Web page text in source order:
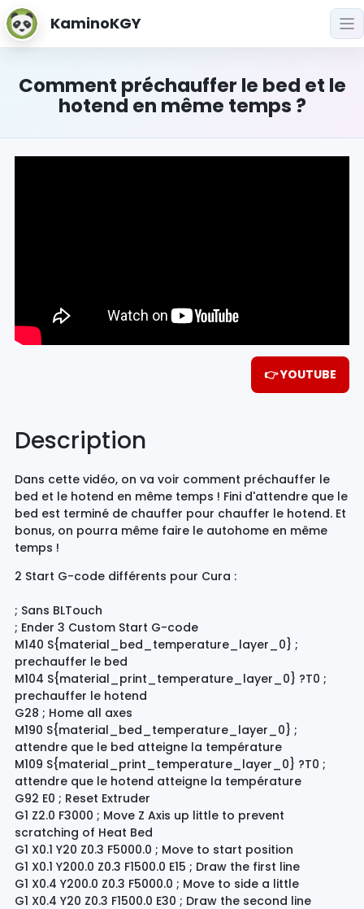
KaminoKGY
Comment préchauffer le bed et le
hotend en même temps ?
👉 YOUTUBE
Description
Dans cette vidéo, on va voir comment préchauffer le
bed et le hotend en même temps ! Fini d'attendre que le
bed est terminé de chauffer pour chauffer le hotend. Et
bonus, on pourra même faire le autohome en même
temps !
2 Start G-code différents pour Cura :
; Sans BLTouch
; Ender 3 Custom Start G-code
M140 S{material_bed_temperature_layer_0} ;
prechauffer le bed
M104 S{material_print_temperature_layer_0} ?T0 ;
prechauffer le hotend
G28 ; Home all axes
M190 S{material_bed_temperature_layer_0} ;
attendre que le bed atteigne la température
M109 S{material_print_temperature_layer_0} ?T0 ;
attendre que le hotend atteigne la température
G92 E0 ; Reset Extruder
G1 Z2.0 F3000 ; Move Z Axis up little to prevent
scratching of Heat Bed
G1 X0.1 Y20 Z0.3 F5000.0 ; Move to start position
G1 X0.1 Y200.0 Z0.3 F1500.0 E15 ; Draw the first line
G1 X0.4 Y200.0 Z0.3 F5000.0 ; Move to side a little
G1 X0.4 Y20 Z0.3 F1500.0 E30 ; Draw the second line